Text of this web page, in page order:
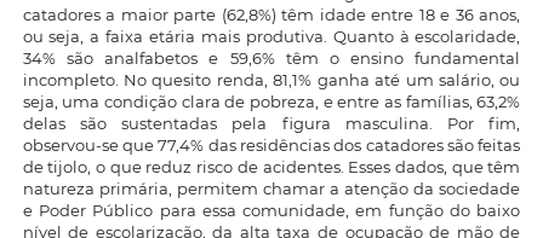
catadores a maior parte (62,8%) têm idade entre 18 e 36 anos,
ou seja, a faixa etária mais produtiva. Quanto à escolaridade,
34% são analfabetos e 59,6% têm o ensino fundamental
incompleto. No quesito renda, 81,1% ganha até um salário, ou
seja, uma condição clara de pobreza, e entre as famílias, 63,2%
delas são sustentadas pela figura masculina. Por fim,
observou-se que 77,4% das residências dos catadores são feitas
de tijolo, o que reduz risco de acidentes. Esses dados, que têm
natureza primária, permitem chamar a atenção da sociedade
e Poder Público para essa comunidade, em função do baixo
nível de escolarização, da alta taxa de ocupação de mão de